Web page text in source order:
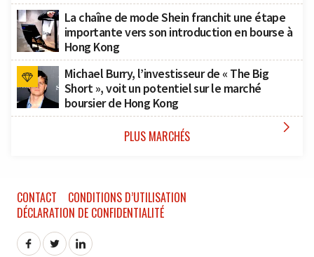
La chaîne de mode Shein franchit une étape
importante vers son introduction en bourse à
Hong Kong
Michael Burry, l’investisseur de « The Big
Short », voit un potentiel sur le marché
boursier de Hong Kong
PLUS MARCHÉS 
CONTACT
CONDITIONS D’UTILISATION
DÉCLARATION DE CONFIDENTIALITÉ